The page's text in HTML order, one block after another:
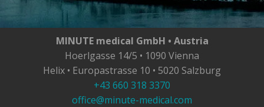
MINUTE medical GmbH • Austria
Hoerlgasse 14/5 • 1090 Vienna
Helix • Europastrasse 10 • 5020 Salzburg
+43 660 318 3370
office@minute-medical.com